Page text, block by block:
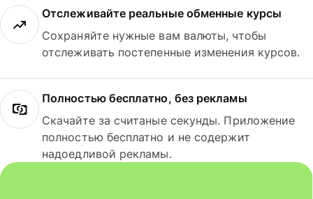
Отслеживайте реальные обменные курсы
Сохраняйте нужные вам валюты, чтобы
отслеживать постепенные изменения курсов.
Полностью бесплатно, без рекламы
Скачайте за считаные секунды. Приложение
полностью бесплатно и не содержит
надоедливой рекламы.